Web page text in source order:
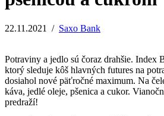
22.11.2021 / Saxo Bank
Potraviny a jedlo sú čoraz drahšie. Index
ktorý sleduje kôš hlavných futures na
dosiahol nové päťročné maximum. Na
káva, jedlé oleje, pšenica a cukor.
predraží!